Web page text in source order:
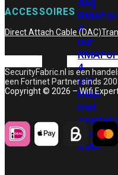
RMA
4
uur
RMA
4
uur
RMA
met
onsite
Secure
RMA
ACCESSOIRES
Direct Attach Cable (DAC)
SecurityFabric.nl is een
een Fortinet Partner sinds
Copyright © 2026 – Wifi